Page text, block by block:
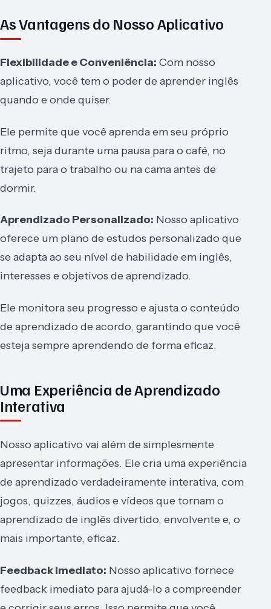
As Vantagens do Nosso Aplicativo
Flexibilidade e Conveniência: Com nosso
aplicativo, você tem o poder de aprender inglês
quando e onde quiser.
Ele permite que você aprenda em seu próprio
ritmo, seja durante uma pausa para o café, no
trajeto para o trabalho ou na cama antes de
dormir.
Aprendizado Personalizado: Nosso aplicativo
oferece um plano de estudos personalizado que
se adapta ao seu nível de habilidade em inglês,
interesses e objetivos de aprendizado.
Ele monitora seu progresso e ajusta o conteúdo
de aprendizado de acordo, garantindo que você
esteja sempre aprendendo de forma eficaz.
Uma Experiência de Aprendizado
Interativa
Nosso aplicativo vai além de simplesmente
apresentar informações. Ele cria uma experiência
de aprendizado verdadeiramente interativa, com
jogos, quizzes, áudios e vídeos que tornam o
aprendizado de inglês divertido, envolvente e, o
mais importante, eficaz.
Feedback Imediato: Nosso aplicativo fornece
feedback imediato para ajudá-lo a compreender